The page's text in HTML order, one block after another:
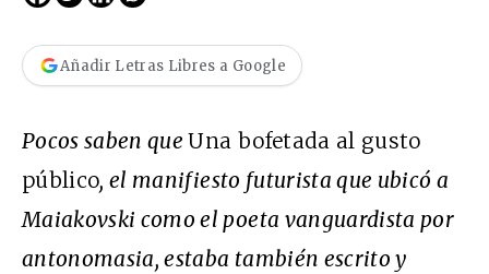
Añadir Letras Libres a Google
Pocos saben queUna bofetada al gusto
público, el manifiesto futurista que ubicó a
Maiakovski como el poeta vanguardista por
antonomasia, estaba también escrito y